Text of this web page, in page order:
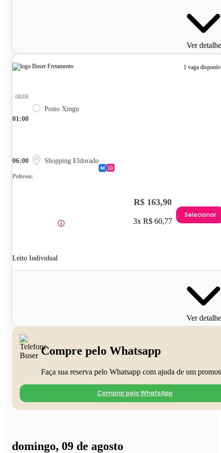
Ver
1 vaga
01:00
08/08
Posto Xingu
06:00 Shopping Eldorado
Poltrona
Leito Individual
R$ 163,90
3x R$ 60,77
Selecionar
Ver
Compre pelo Whatsapp
Faça sua reserva pelo Whatsapp com ajuda de um
Comprar pelo WhatsApp
domingo, 09 de agosto